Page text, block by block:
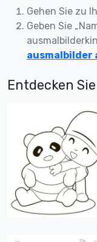
Gehen Sie zu
Geben Sie
ausmalbilder
Entdecken